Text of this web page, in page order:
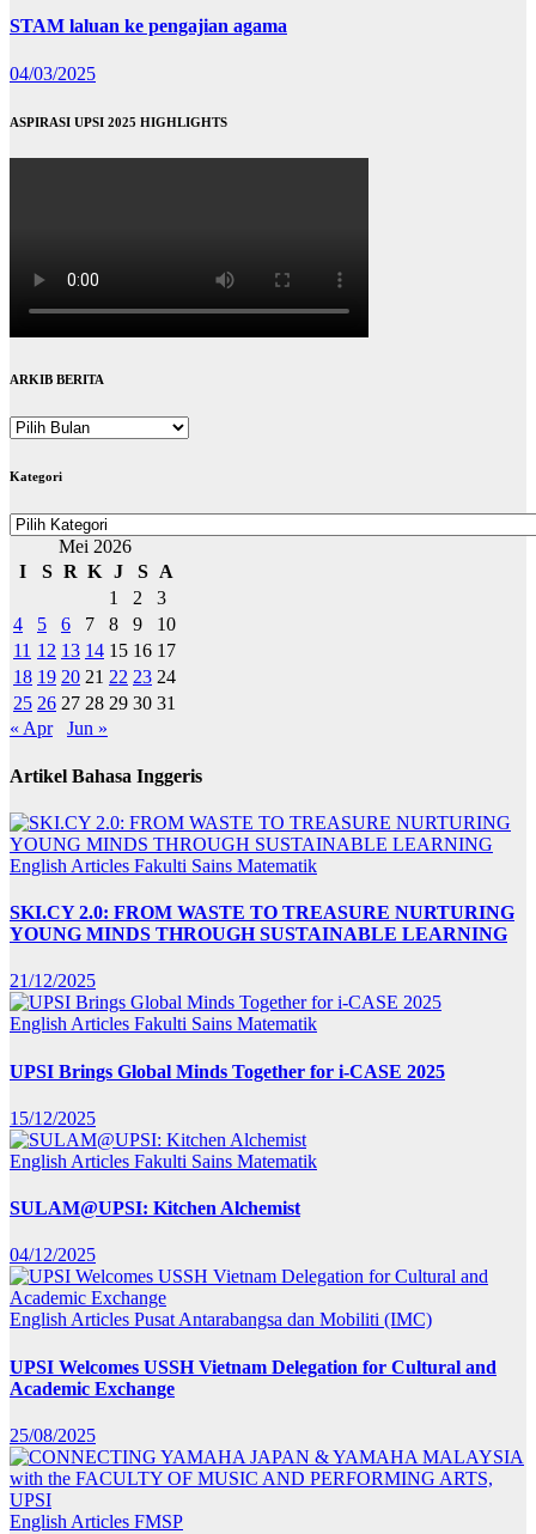
STAM laluan ke pengajian agama
04/03/2025
ASPIRASI UPSI 2025 HIGHLIGHTS
ARKIB BERITA
ARKIB
Kategori
Kategori
Mei 2026
I
S R K J S
A
1
2
3
4
5 6 7 8 9
10
11 12 13 14 15 16 17
18 19 20 21 22 23 24
25 26 27 28 29 30 31
« Apr
Jun »
Artikel Bahasa Inggeris
English Articles Fakulti Sains Matematik
SKI.CY 2.0: FROM WASTE TO TREASURE NURTURING
YOUNG MINDS THROUGH SUSTAINABLE LEARNING
21/12/2025
English Articles Fakulti Sains Matematik
UPSI Brings Global Minds Together for i-CASE 2025
15/12/2025
English Articles Fakulti Sains Matematik
SULAM@UPSI: Kitchen Alchemist
04/12/2025
English Articles Pusat Antarabangsa dan Mobiliti (IMC)
UPSI Welcomes USSH Vietnam Delegation for Cultural and
Academic Exchange
25/08/2025
English Articles FMSP